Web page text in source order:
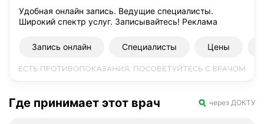
Удобная онлайн запись. Ведущие специалисты.
Широкий спектр услуг. Записывайтесь! Реклама
Запись онлайн Специалисты Цены
Где принимает этот врач через ДОКТУ